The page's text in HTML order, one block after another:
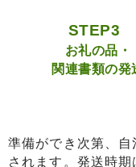
STEP3
お礼の品・
関連書類の発
準備ができ次第、
されます。発送時